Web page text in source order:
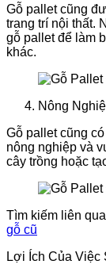
Gỗ pallet cũng
trang trí nội thất.
gỗ pallet để làm
khác.
Nông
Gỗ pallet cũng
nông nghiệp và
cây trồng hoặc
Tìm kiếm liên
gỗ cũ
Lợi Ích Của Việc